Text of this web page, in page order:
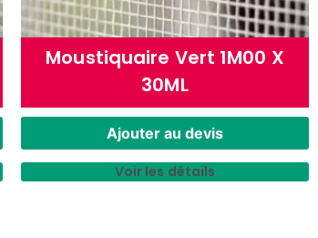
Moustiquaire Vert 1M00 X
30ML
Ajouter au devis
Voir les détails